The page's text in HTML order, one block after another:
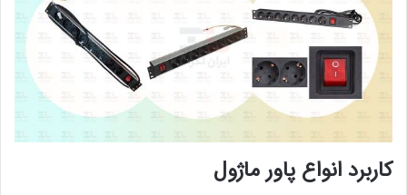
کاربرد انواع پاور ماژول